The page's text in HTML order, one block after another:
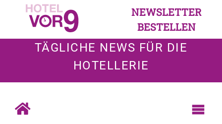
NEWSLETTER
BESTELLEN
TÄGLICHE NEWS FÜR DIE
HOTELLERIE